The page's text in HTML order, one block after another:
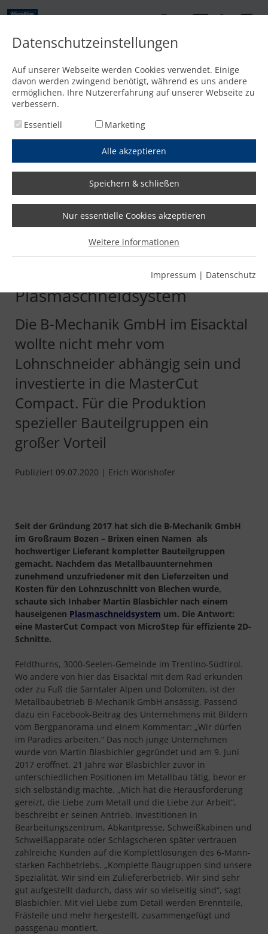
Startseite /Media/News/Gewinn an Flexibilität für Metallbaubetrieb mit kompaktem
Gewinn an Flexibilität für
Metallbaubetrieb mit
Plasmaschneidsystem
Die B-Mechanik GmbH im Eisacktal
wollte nicht mehr vom
Lohnschneider abhängig sein und
investierte in die MasterCut
Compact. Für die Produktion
spezieller Bauteilgruppen ein
großer Vorteil
Publiziert 09.07.2020 | Erich Wörishofer
Seit der Gründung 2017 hat sich die B-Mechanik GmbH
im Großraum Bozen – Brixen einen Namen als
hochwertiger Lieferant kompletter Bauteilgruppen
gemacht. Nachdem das Metallbauunternehmen
zunehmend unzufriedener mit den Lieferzeiten und
Kosten für den Lohnzuschnitt von Blechen wurde,
schaute sich Inhaber Martin Blasbichler nach einem
hauseigenen Plasmaschneidsystem um. Die Antwort:
eine MasterCut Compact von MicroStep für effiziente 2D-
Schnitte.
Feldthurns, 3000-Seelen-Gemeinde im Trentino-Südtirol.
Wo andere von hier das Eisacktal mit dem Rad erkunden
oder zu Fuß die Sarntaler Alpen und Dolomiten, ist der
Metallbaubetrieb B-Mechanik GmbH ansässig. Passend
dazu ein Facebook-Beitrag des Unternehmens mit Bildern
vom Bergpanorama und einem Kommentar: „Wir dürfen
im Paradies arbeiten.“ Das noch junge Unternehmen
wurde von Martin Blasbichler gegründet und am 9. Juni
2017 eröffnet. 21 Jahre war Blasbichler zuvor in
unterschiedlichen Positionen im Metallbau tätig, bevor er
sich selbständig machte. „Mich hat die Herausforderung
gereizt, die Liebe zum Metall und die Liebe zur Arbeit“,
beschreibt er seinen Antrieb. Investitionen in
Bearbeitungszentrum, Abkantpresse, Schweißkabinen und
Schweißapparate oder Schlagscheren später vertrauen
zahlreiche Kunden auf die Komplettlösungen des 6-Mann-
starken Fachbetriebs. „Komplette Baugruppen sind unsere
Spezialität. Wir sind ein Zuliefererbetrieb. Wir sind sehr
gut aufgestellt dadurch, dass wir so vielseitig sind“, sagt
Blasbichler. Mit viel Liebe zum Detail werden Brennteile,
Frästeile und mehr hergestellt, zusammengefügt und
passgenau montiert.
Datenschutzeinstellungen
Auf unserer Webseite werden Cookies verwendet. Einige
davon werden zwingend benötigt, während es uns andere
ermöglichen, Ihre Nutzererfahrung auf unserer Webseite zu
verbessern.
Essentiell
Marketing
Alle akzeptieren
Speichern & schließen
Nur essentielle Cookies akzeptieren
Weitere informationen
Impressum | Datenschutz